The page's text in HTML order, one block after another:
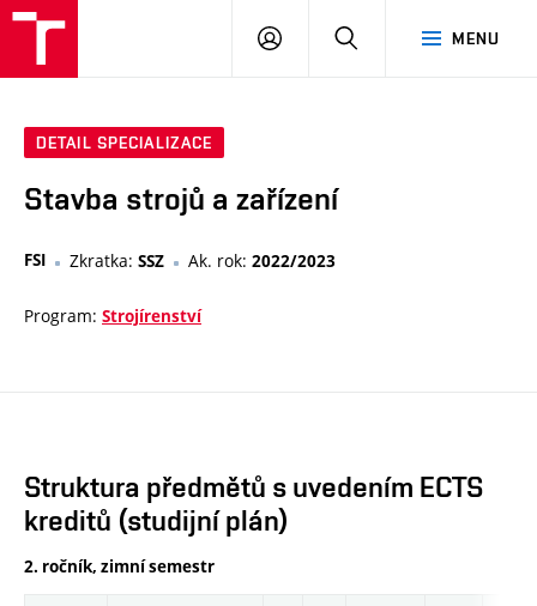
MENU
PŘIHLÁSIT
DETAIL SPECIALIZACE
Stavba strojů a zařízení
FSI Zkratka: SSZ Ak. rok: 2022/2023
Program: Strojírenství
Struktura předmětů s uvedením ECTS
kreditů (studijní plán)
2. ročník, zimní semestr